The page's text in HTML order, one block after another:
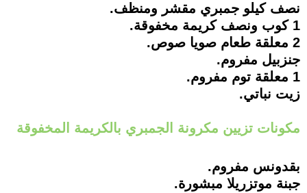
نصف كيلو جمبري مقشر ومنظف.
1 كوب ونصف كريمة مخفوقة.
2 معلقة طعام صويا صوص.
جنزبيل مفروم.
1 معلقة توم مفروم.
زيت نباتي.
مكونات تزيين مكرونة الجمبري بالكريمة المخفوقة
بقدونس مفروم.
جبنة موتزريلا مبشورة.